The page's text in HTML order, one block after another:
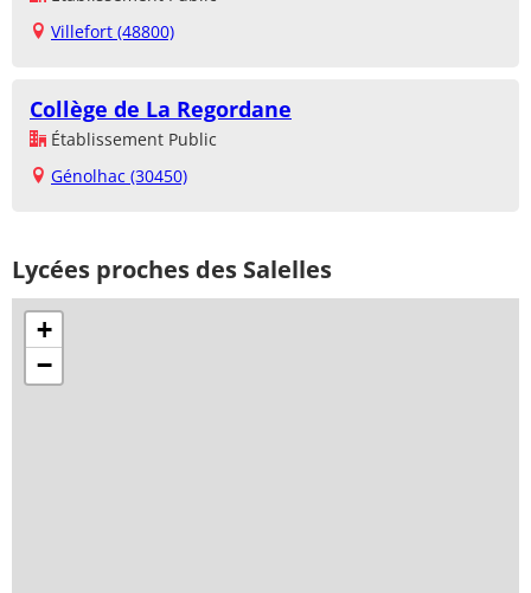
Villefort (48800)
Collège de La Regordane
Établissement Public
Génolhac (30450)
Lycées proches des Salelles
+
−